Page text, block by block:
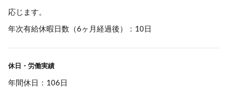
応じます。
年次有給休暇日数（6ヶ月経過後）：10日
休日・労働実績
年間休日：106日